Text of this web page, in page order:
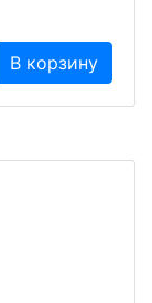
В корзину